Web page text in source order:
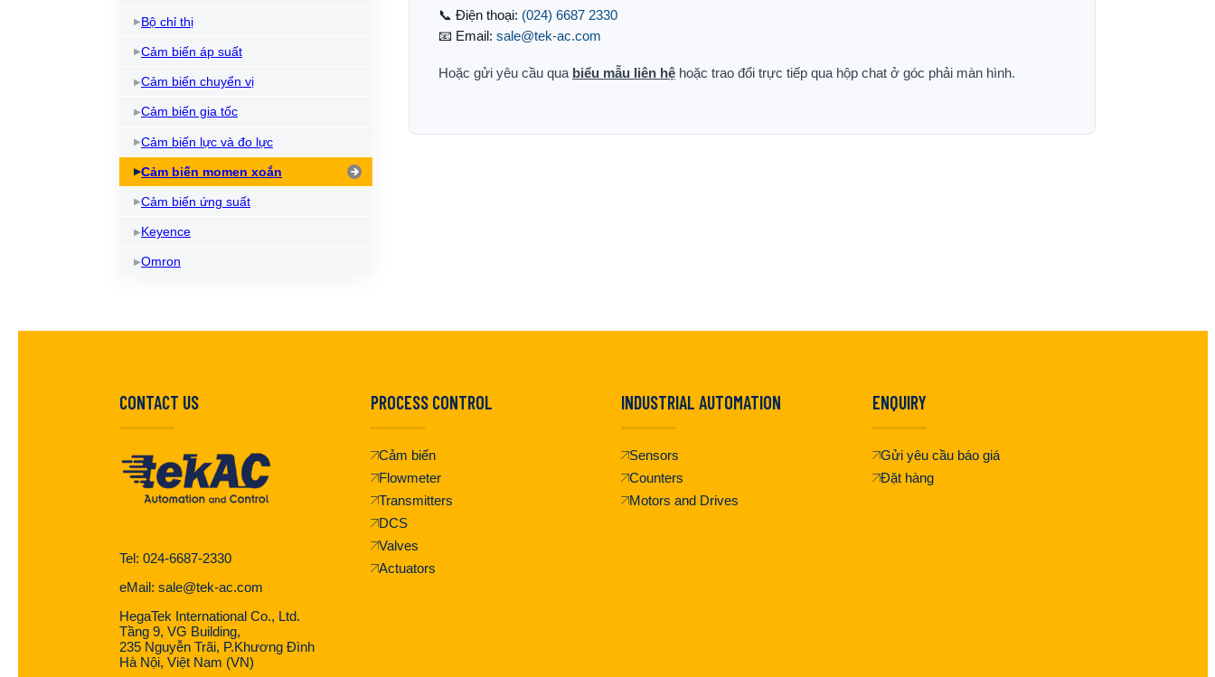
Bộ chỉ thị
Cảm biến áp suất
Cảm biến chuyển vị
Cảm biến gia tốc
Cảm biến lực và đo lực
Cảm biến momen xoắn
Cảm biến ứng suất
Keyence
Omron
📞 Điện thoại: (024) 6687 2330
📧 Email: sale@tek-ac.com
Hoặc gửi yêu cầu qua biểu mẫu liên hệ hoặc trao đổi trực tiếp qua hộp chat ở góc phải màn hình.
CONTACT US
Tel: 024-6687-2330
eMail: sale@tek-ac.com
HegaTek International Co., Ltd.
Tầng 9, VG Building,
235 Nguyễn Trãi, P.Khương Đình
Hà Nội, Việt Nam (VN)
PROCESS CONTROL
Cảm biến
Flowmeter
Transmitters
DCS
Valves
Actuators
INDUSTRIAL AUTOMATION
Sensors
Counters
Motors and Drives
ENQUIRY
Gửi yêu cầu báo giá
Đặt hàng